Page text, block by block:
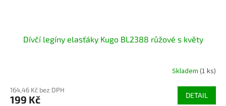
Dívčí legíny elasťáky Kugo BL2388 růžové s květy
Skladem (1 ks)
164,46 Kč bez DPH
199 Kč DETAIL